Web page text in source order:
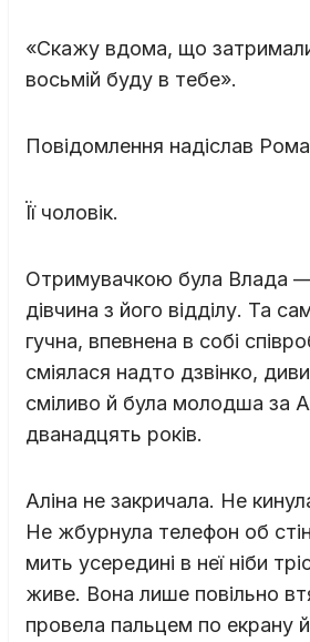
«Скажу вдома, що
восьмій буду в тебе».
Повідомлення надіслав
Її чоловік.
Отримувачкою була Влада
дівчина з його відділу. Та
гучна, впевнена в собі
сміялася надто дзвінко,
сміливо й була молодша за
дванадцять років.
Аліна не закричала. Не
Не жбурнула телефон об
мить усередині в неї ніби
живе. Вона лише повільно
провела пальцем по екрану